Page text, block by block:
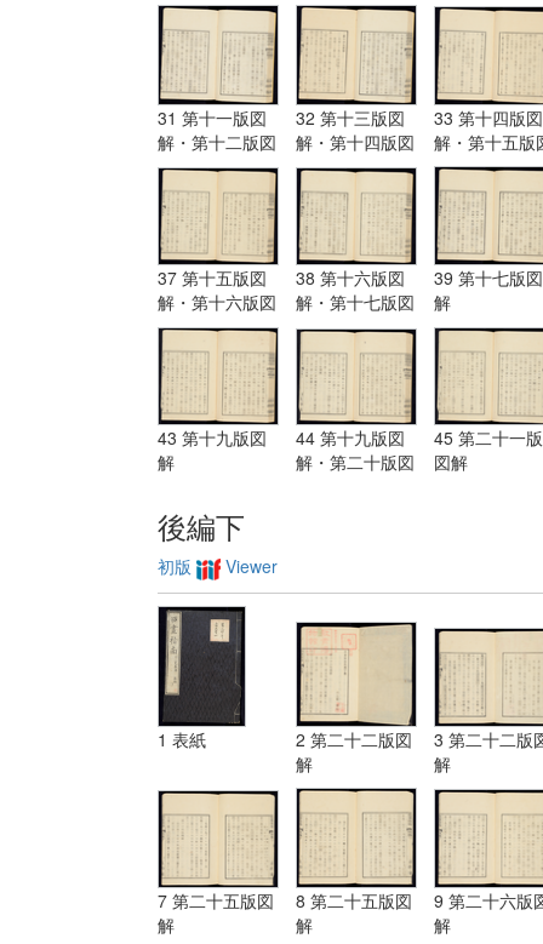
31 第十一版図
解・第十二版図
解・第十三版図
解
32 第十三版図
解・第十四版図
解
33 第十四版図
解・第十五版
解
37 第十五版図
解・第十六版図
解
38 第十六版図
解・第十七版図
解
39 第十七版図
解
43 第十九版図
解
44 第十九版図
解・第二十版図
45 第二十一版
図解
後編下
初版 Viewer
1 表紙
2 第二十二版図
解
3 第二十二版
解
7 第二十五版図
解
8 第二十五版図
解
9 第二十六版
解